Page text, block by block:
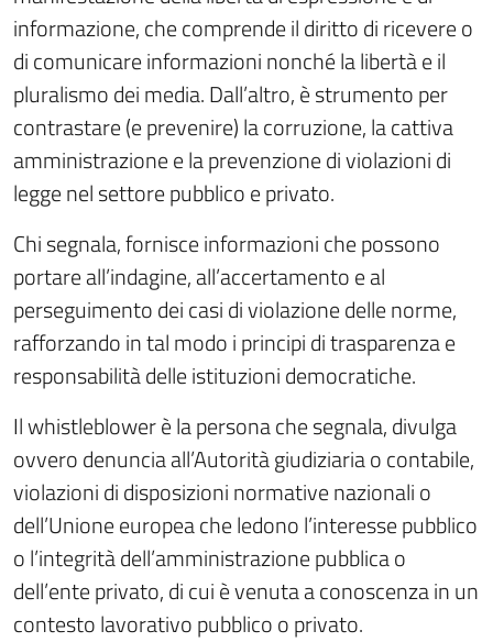
informazione, che comprende il diritto di ricevere o
di comunicare informazioni nonché la libertà e il
pluralismo dei media. Dall’altro, è strumento per
contrastare (e prevenire) la corruzione, la cattiva
amministrazione e la prevenzione di violazioni di
legge nel settore pubblico e privato.
Chi segnala, fornisce informazioni che possono
portare all’indagine, all’accertamento e al
perseguimento dei casi di violazione delle norme,
rafforzando in tal modo i principi di trasparenza e
responsabilità delle istituzioni democratiche.
Il whistleblower è la persona che segnala, divulga
ovvero denuncia all’Autorità giudiziaria o contabile,
violazioni di disposizioni normative nazionali o
dell’Unione europea che ledono l’interesse pubblico
o l’integrità dell’amministrazione pubblica o
dell’ente privato, di cui è venuta a conoscenza in un
contesto lavorativo pubblico o privato.